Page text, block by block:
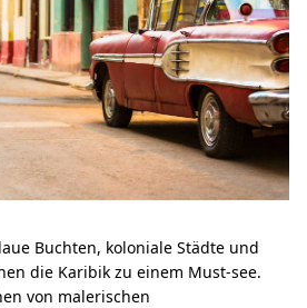
Buchten, koloniale Städte und
die Karibik zu einem Must-see.
von malerischen